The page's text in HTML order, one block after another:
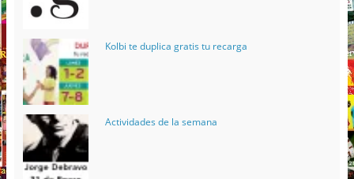
Kolbi te duplica gratis tu recarga
Actividades de la semana